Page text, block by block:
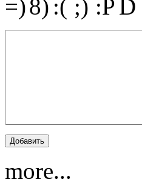
more...